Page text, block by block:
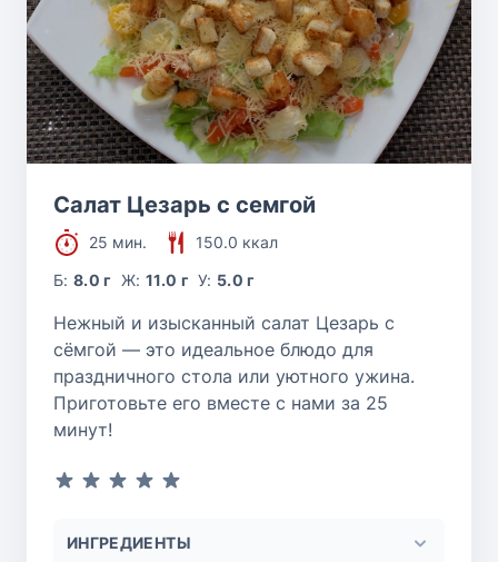
Салат Цезарь с семгой
25 мин.
150.0 ккал
Б:8.0 г Ж: 11.0 г У: 5.0 г
Нежный и изысканный салат Цезарь с
сёмгой — это идеальное блюдо для
праздничного стола или уютного ужина.
Приготовьте его вместе с нами за 25
минут!
ИНГРЕДИЕНТЫ